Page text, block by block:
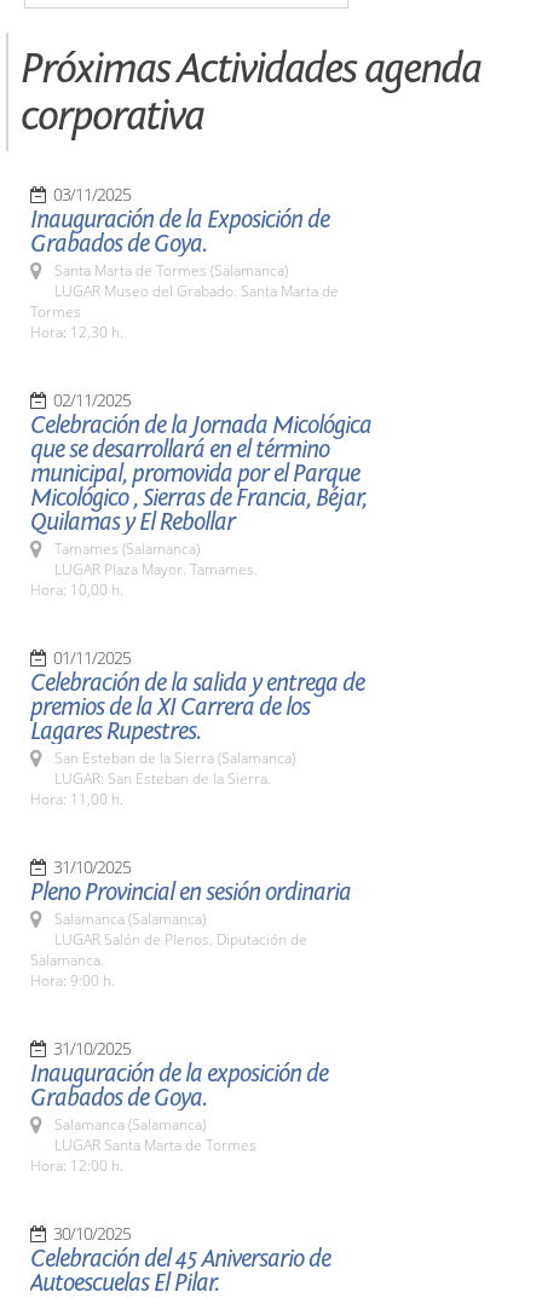
Próximas Actividades agenda
corporativa
03/11/2025
Inauguración de la Exposición de
Grabados de Goya.
Santa Marta de Tormes (Salamanca)
LUGAR Museo del Grabado. Santa Marta de
Tormes
Hora: 12,30 h.
02/11/2025
Celebración de la Jornada Micológica
que se desarrollará en el término
municipal, promovida por el Parque
Micológico , Sierras de Francia, Béjar,
Quilamas y El Rebollar
Tamames (Salamanca)
LUGAR Plaza Mayor. Tamames.
Hora: 10,00 h.
01/11/2025
Celebración de la salida y entrega de
premios de la XI Carrera de los
Lagares Rupestres.
San Esteban de la Sierra (Salamanca)
LUGAR: San Esteban de la Sierra.
Hora: 11,00 h.
31/10/2025
Pleno Provincial en sesión ordinaria
Salamanca (Salamanca)
LUGAR Salón de Plenos. Diputación de
Salamanca.
Hora: 9:00 h.
31/10/2025
Inauguración de la exposición de
Grabados de Goya.
Salamanca (Salamanca)
LUGAR Santa Marta de Tormes
Hora: 12:00 h.
30/10/2025
Celebración del 45 Aniversario de
Autoescuelas El Pilar.